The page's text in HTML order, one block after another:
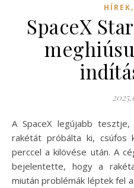
HÍREK,
SpaceX
A SpaceX legújabb tesztje, amely a gigantikus Starship
rakétát próbálta ki, csúfos
perccel a kilövése után. A
bejelentette, hogy a
miután problémák léptek fel